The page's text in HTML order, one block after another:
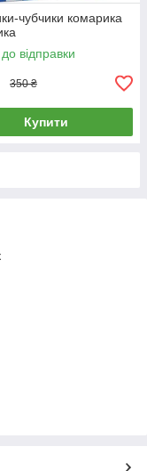
чубчики комарика
відправки
350 ₴
Купити